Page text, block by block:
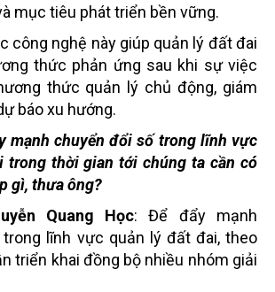
mục tiêu phát triển bền vững.
công nghệ này giúp quản lý đất đai
thức phản ứng sau khi sự việc
thức quản lý chủ động, giám
báo xu hướng.
mạnh chuyển đổi số trong lĩnh vực
trong thời gian tới chúng ta cần có
gì, thưa ông?
Quang Học: Để đẩy mạnh
lĩnh vực quản lý đất đai, theo
triển khai đồng bộ nhiều nhóm giải